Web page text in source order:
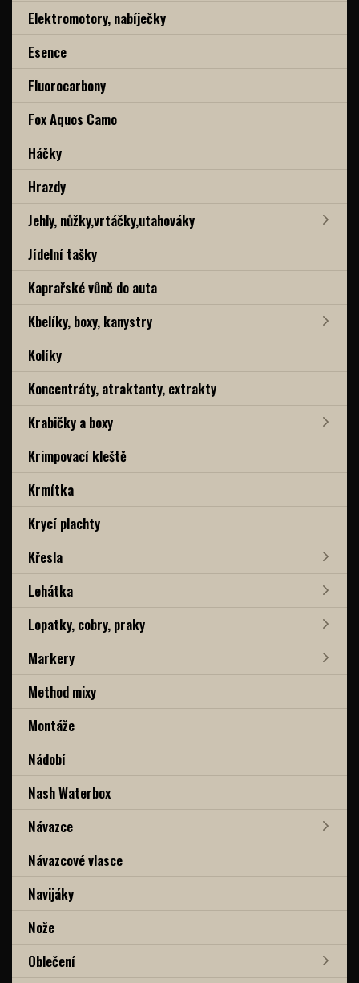
Elektromotory, nabíječky
Esence
Fluorocarbony
Fox Aquos Camo
Háčky
Hrazdy
Jehly, nůžky,vrtáčky,utahováky
Jídelní tašky
Kaprařské vůně do auta
Kbelíky, boxy, kanystry
Kolíky
Koncentráty, atraktanty, extrakty
Krabičky a boxy
Krimpovací kleště
Krmítka
Krycí plachty
Křesla
Lehátka
Lopatky, cobry, praky
Markery
Method mixy
Montáže
Nádobí
Nash Waterbox
Návazce
Návazcové vlasce
Navijáky
Nože
Oblečení